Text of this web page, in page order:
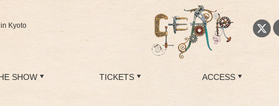
Kyoto
SHOW TICKETS ACCESS